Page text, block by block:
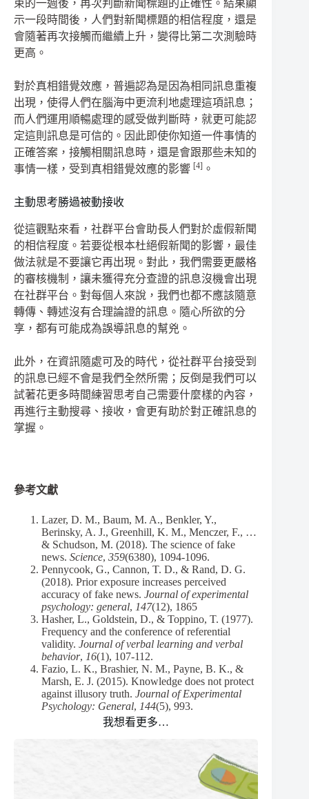
束的一週後，再次判斷新聞標題的正確性。結果顯
示一段時間後，人們對新聞標題的相信程度，還是
會隨著再次接觸而繼續上升，變得比第二次測驗時
更高。
對於真相錯覺效應，普遍認為是因為相同訊息重複
出現，使得人們在腦海中更流利地處理這項訊息；
而人們運用順暢處理的感受做判斷時，就更可能認
定這則訊息是可信的。因此即使你知道一件事情的
正確答案，接觸相關訊息時，還是會跟那些未知的
事情一樣，受到真相錯覺效應的影響 [4] 。
主動思考勝過被動接收
從這觀點來看，社群平台會助長人們對於虛假新聞
的相信程度。若要從根本杜絕假新聞的影響，最佳
做法就是不要讓它再出現。對此，我們需要更嚴格
的審核機制，讓未獲得充分查證的訊息沒機會出現
在社群平台。對每個人來說，我們也都不應該隨意
轉傳、轉述沒有合理論證的訊息。隨心所欲的分
享，都有可能成為誤導訊息的幫兇。
此外，在資訊隨處可及的時代，從社群平台接受到
的訊息已經不會是我們全然所需；反倒是我們可以
試著花更多時間練習思考自己需要什麼樣的內容，
再進行主動搜尋、接收，會更有助於對正確訊息的
掌握。
參考文獻
Lazer, D. M., Baum, M. A., Benkler, Y.,
Berinsky, A. J., Greenhill, K. M., Menczer, F., …
& Schudson, M. (2018). The science of fake
news. Science, 359(6380), 1094-1096.
Pennycook, G., Cannon, T. D., & Rand, D. G.
(2018). Prior exposure increases perceived
accuracy of fake news. Journal of experimental
psychology: general, 147(12), 1865
Hasher, L., Goldstein, D., & Toppino, T. (1977).
Frequency and the conference of referential
validity. Journal of verbal learning and verbal
behavior, 16(1), 107-112.
Fazio, L. K., Brashier, N. M., Payne, B. K., &
Marsh, E. J. (2015). Knowledge does not protect
against illusory truth. Journal of Experimental
Psychology: General, 144(5), 993.
我想看更多…